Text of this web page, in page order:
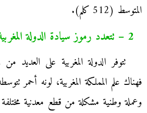
المتوسط (512 كلم).
2 – تتعدد رموز سيادة الدولة المغربية:
تتوفر الدولة المغربية على العديد
فهناك علم المملكة المغربية، لونه أحمر
وعملة وطنية مشكلة من قطع معدنية